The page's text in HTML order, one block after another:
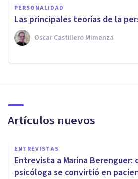
PERSONALIDAD
Las principales teorías de la
Oscar Castillero Mimenza
Artículos nuevos
ENTREVISTAS
Entrevista a Marina Berenguer:
psicóloga se convirtió en